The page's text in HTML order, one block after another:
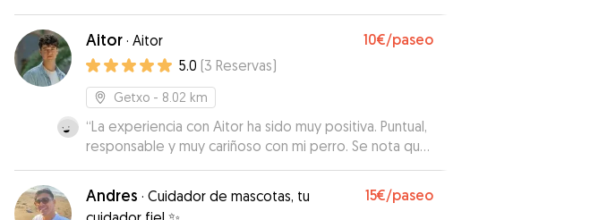
perrita tiene una perrita riquísima y estuvieron jugando
así que SUPER!!!!
Aitor · Aitor 10€/paseo
5.0 (3 Reservas)
Getxo - 8.02 km
“La experiencia con Aitor ha sido muy positiva. Puntual,
responsable y muy cariñoso con mi perro. Se nota que
le encantan los animales y que tiene experiencia.”
Andres · Cuidador de mascotas, tu
15€/paseo